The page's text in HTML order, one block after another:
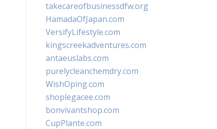
takecareofbusinessdfw.org
HamadaOfJapan.com
VersifyLifestyle.com
kingscreekadventures.com
antaeuslabs.com
purelycleanchemdry.com
WishOping.com
shoplegacee.com
bonvivantshop.com
CupPlante.com